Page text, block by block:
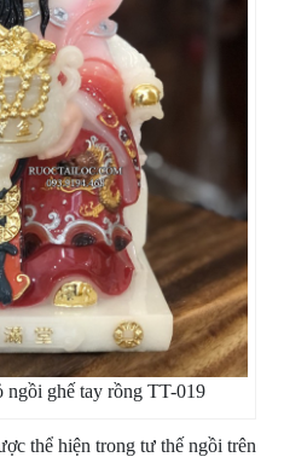
ngồi ghế tay rồng TT-019
thể hiện trong tư thế ngồi trên